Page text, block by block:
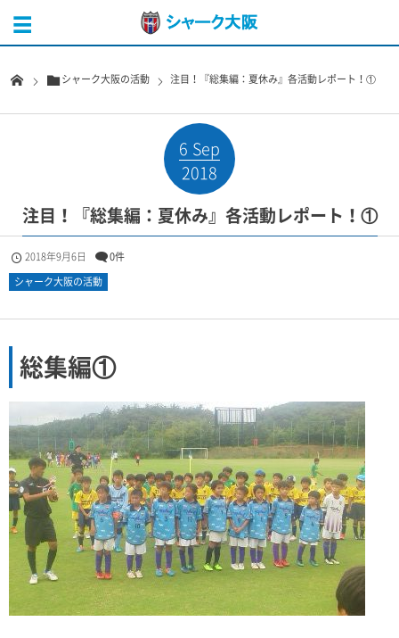
シャーク大阪の活動 注目！『総集編：夏休み』各活動レポート！①
6 Sep
2018
注目！『総集編：夏休み』各活動レポート！①
2018年9月6日
0件
シャーク大阪の活動
総集編①